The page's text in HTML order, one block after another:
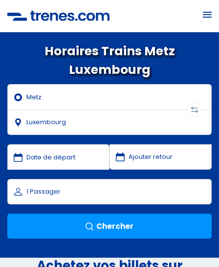
Horaires Trains Metz
Luxembourg
Chercher